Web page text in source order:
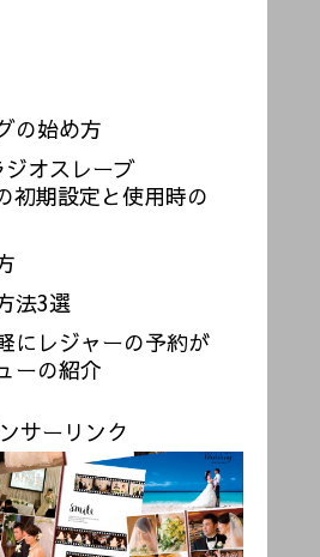
の始め方
オスレーブ
期設定と使用時の
法3選
にレジャーの予約が
ーの紹介
サーリンク